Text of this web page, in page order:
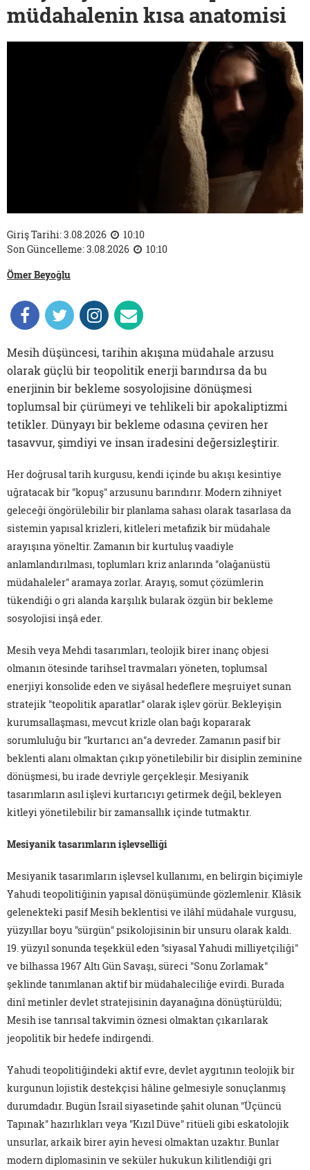
müdahalenin kısa anatomisi
Giriş Tarihi: 3.08.2026
10:10
Son Güncelleme: 3.08.2026
10:10
Ömer Beyoğlu
Mesih düşüncesi, tarihin akışına müdahale arzusu
olarak güçlü bir teopolitik enerji barındırsa da bu
enerjinin bir bekleme sosyolojisine dönüşmesi
toplumsal bir çürümeyi ve tehlikeli bir apokaliptizmi
tetikler. Dünyayı bir bekleme odasına çeviren her
tasavvur, şimdiyi ve insan iradesini değersizleştirir.
Her doğrusal tarih kurgusu, kendi içinde bu akışı kesintiye
uğratacak bir "kopuş" arzusunu barındırır. Modern zihniyet
geleceği öngörülebilir bir planlama sahası olarak tasarlasa da
sistemin yapısal krizleri, kitleleri metafizik bir müdahale
arayışına yöneltir. Zamanın bir kurtuluş vaadiyle
anlamlandırılması, toplumları kriz anlarında "olağanüstü
müdahaleler" aramaya zorlar. Arayış, somut çözümlerin
tükendiği o gri alanda karşılık bularak özgün bir bekleme
sosyolojisi inşâ eder.
Mesih veya Mehdi tasarımları, teolojik birer inanç objesi
olmanın ötesinde tarihsel travmaları yöneten, toplumsal
enerjiyi konsolide eden ve siyâsal hedeflere meşruiyet sunan
stratejik "teopolitik aparatlar" olarak işlev görür. Bekleyişin
kurumsallaşması, mevcut krizle olan bağı kopararak
sorumluluğu bir "kurtarıcı an"a devreder. Zamanın pasif bir
beklenti alanı olmaktan çıkıp yönetilebilir bir disiplin zeminine
dönüşmesi, bu irade devriyle gerçekleşir. Mesiyanik
tasarımların asıl işlevi kurtarıcıyı getirmek değil, bekleyen
kitleyi yönetilebilir bir zamansallık içinde tutmaktır.
Mesiyanik tasarımların işlevselliği
Mesiyanik tasarımların işlevsel kullanımı, en belirgin biçimiyle
Yahudi teopolitiğinin yapısal dönüşümünde gözlemlenir. Klâsik
gelenekteki pasif Mesih beklentisi ve ilâhî müdahale vurgusu,
yüzyıllar boyu "sürgün" psikolojisinin bir unsuru olarak kaldı.
19. yüzyıl sonunda teşekkül eden "siyasal Yahudi milliyetçiliği"
ve bilhassa 1967 Altı Gün Savaşı, süreci "Sonu Zorlamak"
şeklinde tanımlanan aktif bir müdahaleciliğe evirdi. Burada
dinî metinler devlet stratejisinin dayanağına dönüştürüldü;
Mesih ise tanrısal takvimin öznesi olmaktan çıkarılarak
jeopolitik bir hedefe indirgendi.
Yahudi teopolitiğindeki aktif evre, devlet aygıtının teolojik bir
kurgunun lojistik destekçisi hâline gelmesiyle sonuçlanmış
durumdadır. Bugün İsrail siyasetinde şahit olunan "Üçüncü
Tapınak" hazırlıkları veya "Kızıl Düve" ritüeli gibi eskatolojik
unsurlar, arkaik birer ayin hevesi olmaktan uzaktır. Bunlar
modern diplomasinin ve seküler hukukun kilitlendiği gri